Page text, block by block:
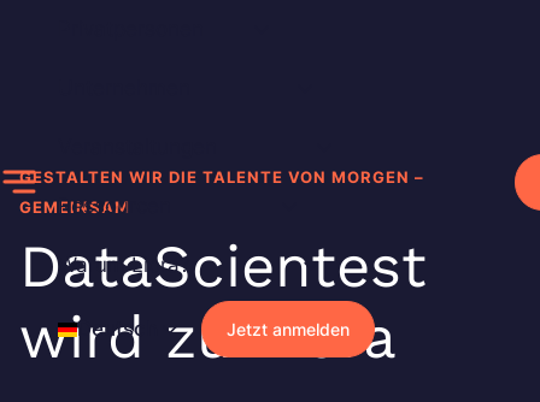
Ressourcen
Warum Liora?
Deutsch Jetzt anmelden
GESTALTEN WIR DIE TALENTE VON MORGEN –
GEMEINSAM
DataScientest
wird zu Liora